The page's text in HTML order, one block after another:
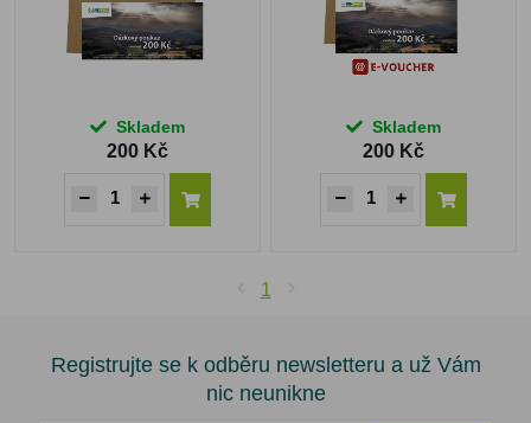
Skladem
200 Kč
Skladem
200 Kč
1
Registrujte se k odběru newsletteru a už Vám
nic neunikne